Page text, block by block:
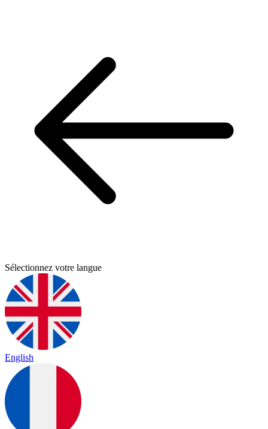
Sélectionnez votre langue
English